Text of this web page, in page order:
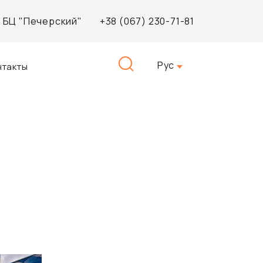
БЦ "Печерский" +38 (067) 230-71-81
Рус